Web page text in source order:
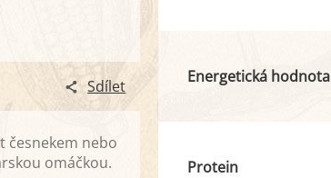
Sdílet
česnekem nebo
omáčkou.
Energetická hodnota
Protein